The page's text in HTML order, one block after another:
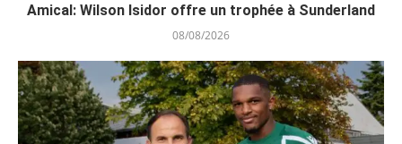
Amical: Wilson Isidor offre un trophée à Sunderland
08/08/2026